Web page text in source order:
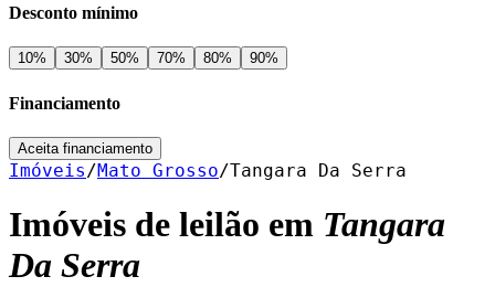
Desconto mínimo
10% 30% 50% 70% 80% 90%
Financiamento
Aceita financiamento
Imóveis/Mato Grosso/Tangara Da Serra
Imóveis de leilão em Tangara
Da Serra